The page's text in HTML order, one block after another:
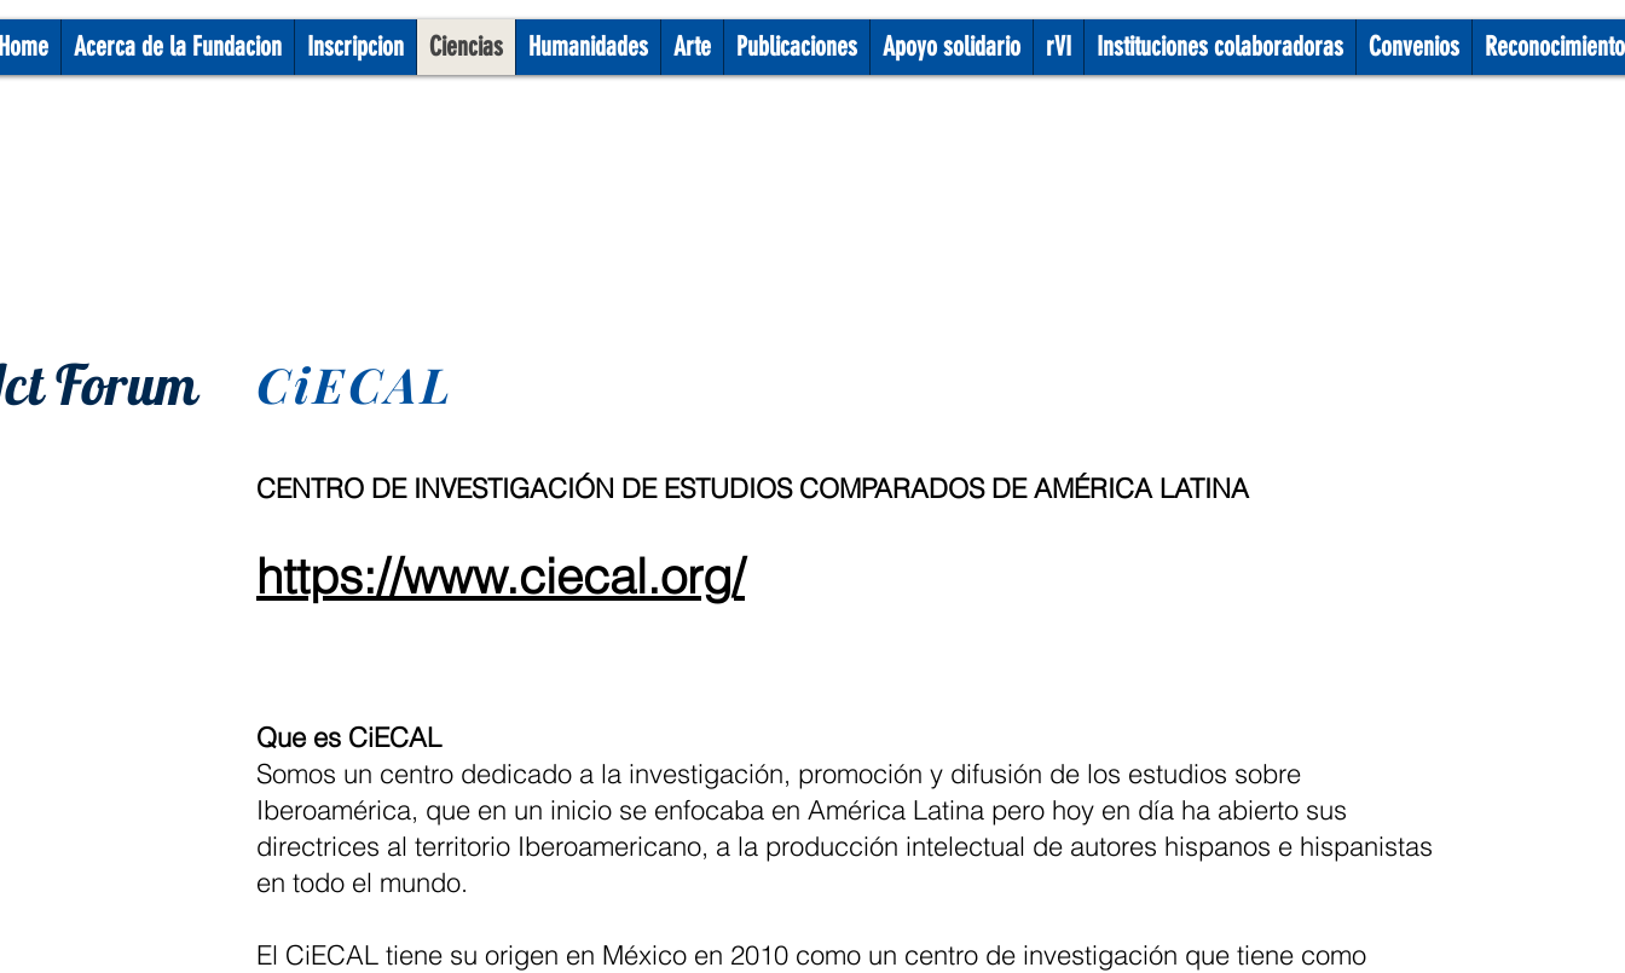
Acerca de la Fundacion Inscripcion Ciencias Humanidades Arte Publicaciones Apoyo solidario rVI Instituciones colaboradoras Convenios
Forum CiECAL
CENTRO DE INVESTIGACIÓN DE ESTUDIOS COMPARADOS DE AMÉRICA LATINA
https://www.ciecal.org/
Que es CiECAL
Somos un centro dedicado a la investigación, promoción y difusión de los estudios sobre
Iberoamérica, que en un inicio se enfocaba en América Latina pero hoy en día ha abierto sus
directrices al territorio Iberoamericano, a la producción intelectual de autores hispanos e hispanistas
en todo el mundo.
El CiECAL tiene su origen en México en 2010 como un centro de investigación que tiene como